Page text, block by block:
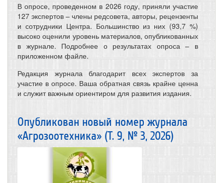
В опросе, проведенном в 2026 году, приняли участие
127 экспертов – члены редсовета, авторы, рецензенты
и сотрудники Центра. Большинство из них (93,7 %)
высоко оценили уровень материалов, опубликованных
в журнале. Подробнее о результатах опроса – в
приложенном файле.
Редакция журнала благодарит всех экспертов за
участие в опросе. Ваша обратная связь крайне ценна
и служит важным ориентиром для развития издания.
Опубликован новый номер журнала
«Агрозоотехника» (Т. 9, № 3, 2026)